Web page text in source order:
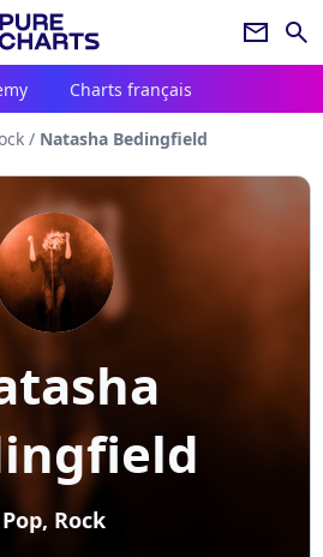
newsletter search
Charts français
/ Natasha Bedingfield
Pop, Rock